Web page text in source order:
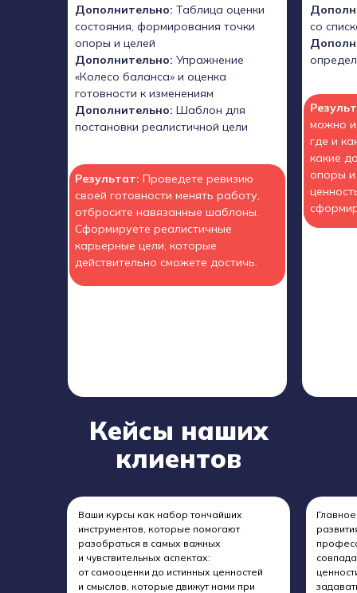
Результат: Проведете ревизию
своей готовности менять работу,
отбросите навязанные шаблоны.
Сформируете реалистичные
карьерные цели, которые
действительно сможете достичь.
Дополнительно: Таблица оценки
состояния, формирования точки
опоры и целей
Дополнительно: Упражнение
«Колесо баланса» и оценка
готовности к изменениям
Дополнительно: Шаблон для
постановки реалистичной цели
со
можно
где и
какие
опоры
Кейсы наших
клиентов
Ваши курсы как набор тончайших
инструментов, которые помогают
разобраться в самых важных
и чувствительных аспектах:
от самооценки до истинных ценностей
и смыслов, которые движут нами при